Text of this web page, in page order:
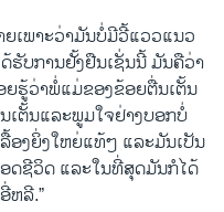
ເພາະວ່າມັນບໍ່ມີວີ້ແວວແນວ
ຮັບການຢັ້ງຢືນເຊັ່ນນີ້ ມັນຄືວ່າ
ຮູ້ວ່າ​ພໍ່​ແມ່​ຂອງ​ຂ້ອຍ​ຕື່ນ​ເຕັ້ນ
ເຕັ້ນ​ແລະ​ພູມ​ໃຈ​ຢ່າງບອກບໍ່
ອງ​ຍິ່ງໃຫຍ່ແທ້ໆ ແລະມັນເປັນ​
ດ​ຊີ​ວິດ​ ແລະໃນທີ່ສຸດມັນກໍໄດ້
ຫລີ.”